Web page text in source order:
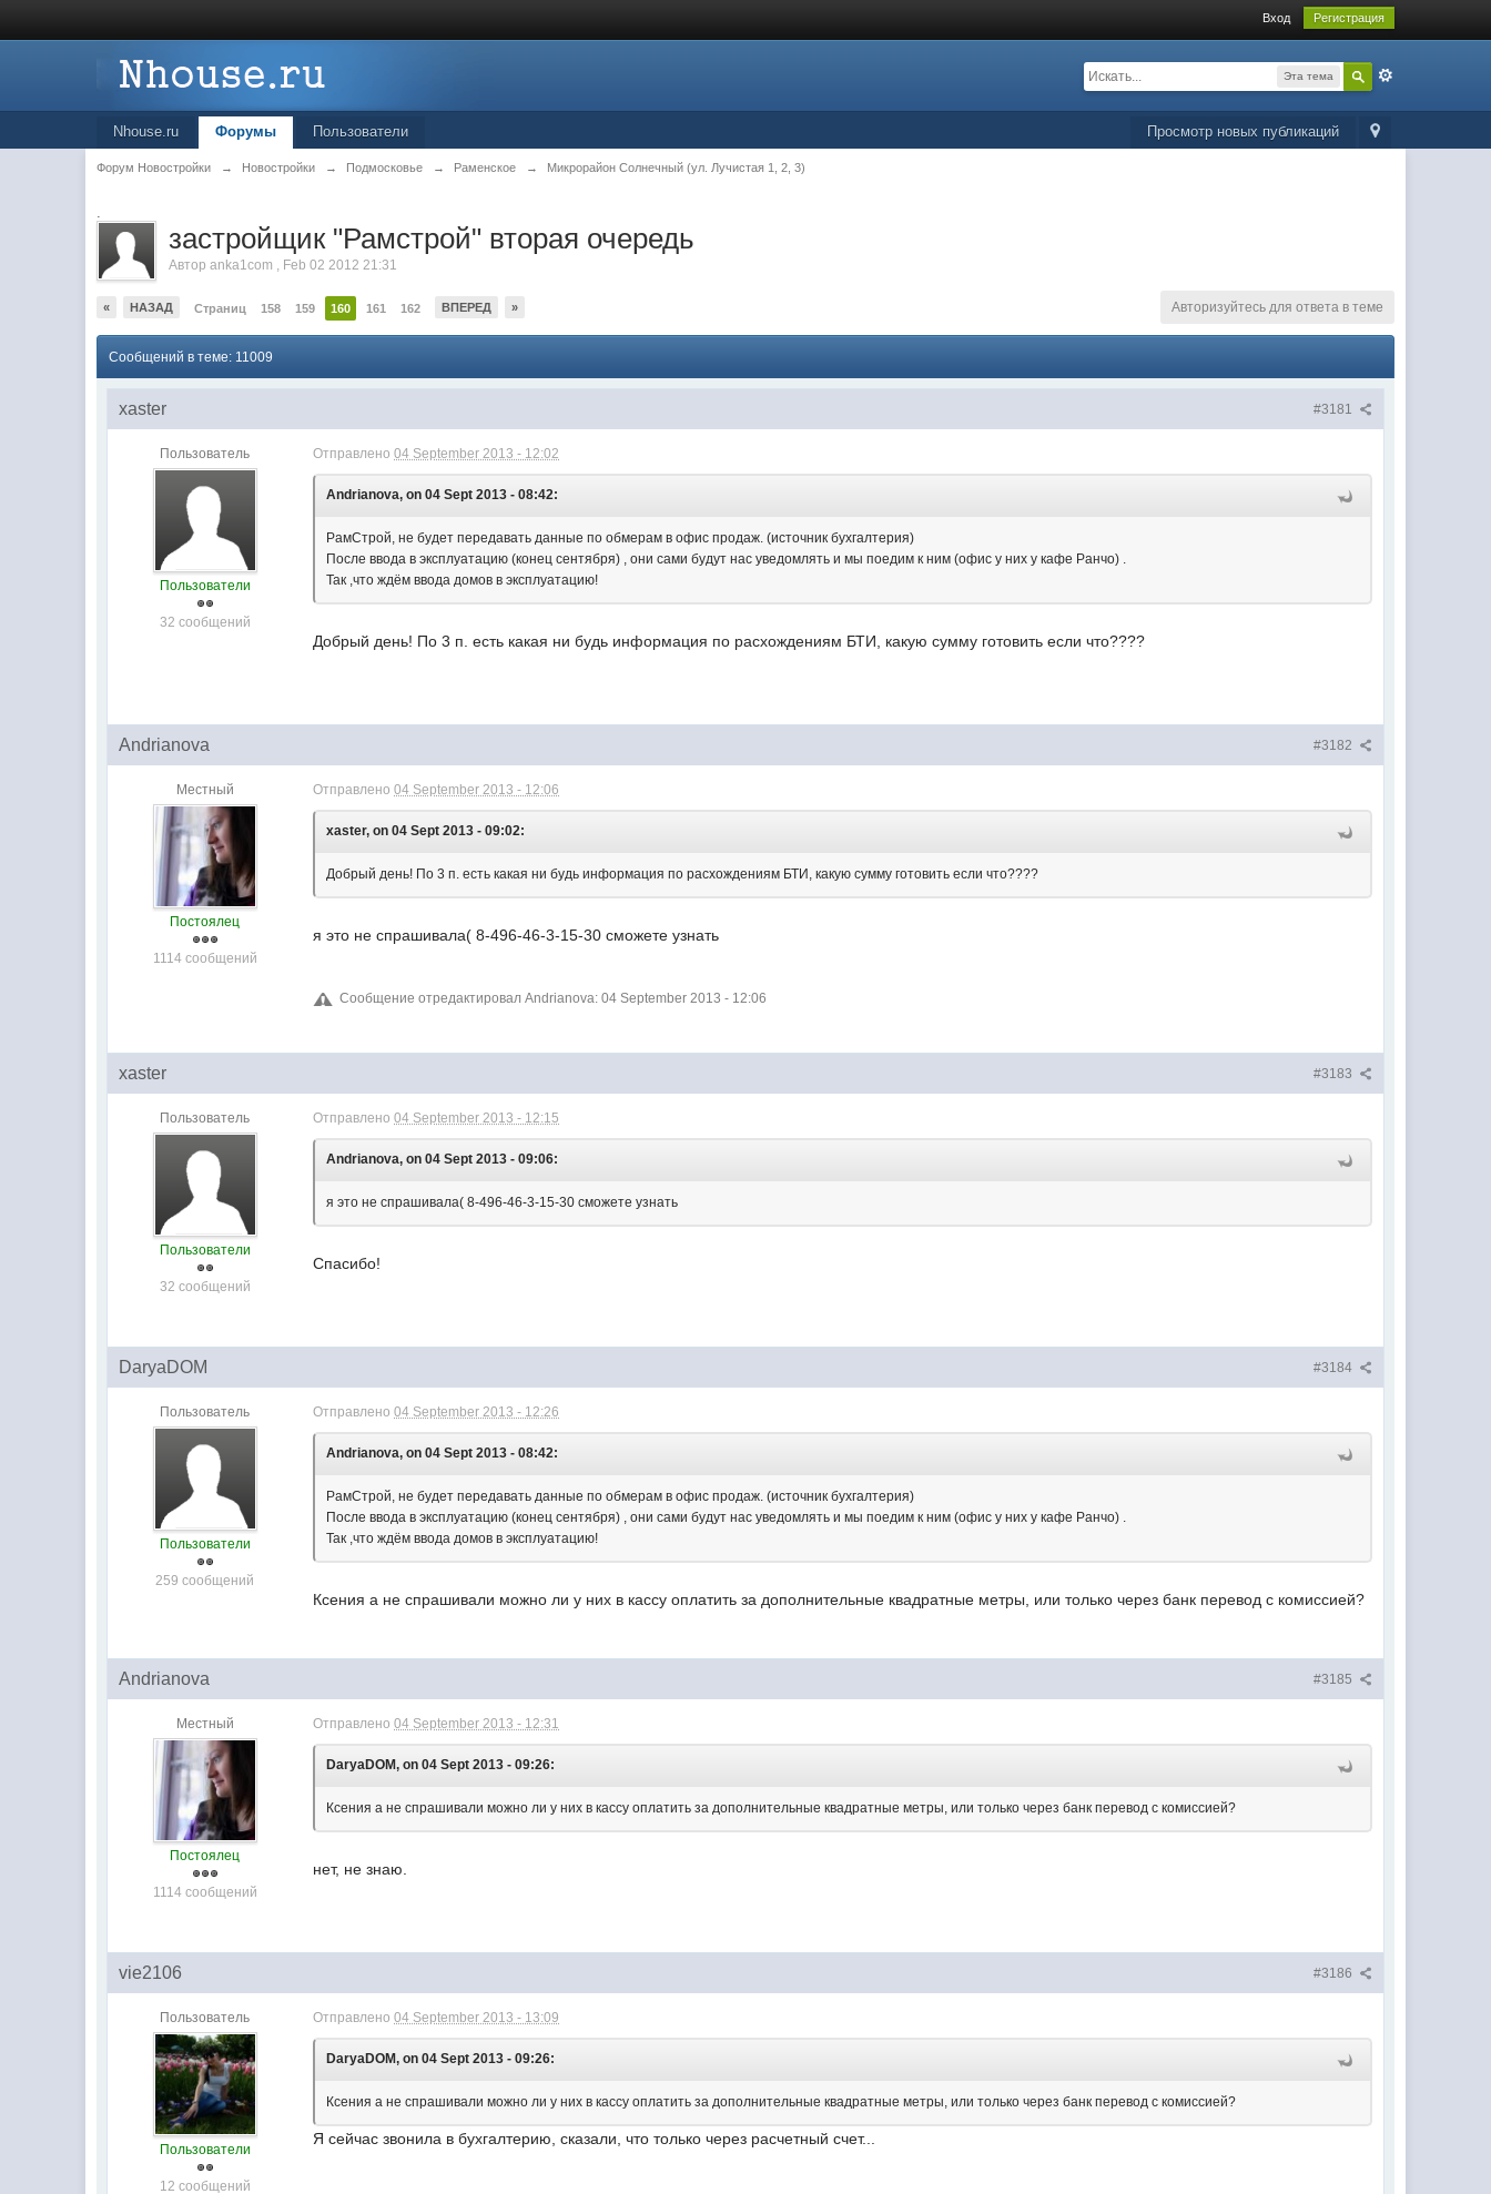
Вход Регистрация
Эта тема
Просмотр новых публикаций
Nhouse.ru Форумы Пользователи
Форум Новостройки → Новостройки → Подмосковье → Раменское → Микрорайон Солнечный (ул. Лучистая 1, 2, 3)
.
застройщик "Рамстрой" вторая очередь
Авторanka1com , Feb 02 2012 21:31
« НАЗАД Страниц 158 159 160 161 162 ВПЕРЕД » Авторизуйтесь для ответа в теме
Сообщений в теме: 11009
#3181
xaster
Пользователь
Пользователи
32 сообщений
Отправлено04 September 2013 - 12:02
Andrianova, on 04 Sept 2013 - 08:42:
РамСтрой, не будет передавать данные по обмерам в офис продаж. (источник бухгалтерия)
После ввода в эксплуатацию (конец сентября) , они сами будут нас уведомлять и мы поедим к ним (офис у них у кафе Ранчо) .
Так ,что ждём ввода домов в эксплуатацию!
Добрый день! По 3 п. есть какая ни будь информация по расхождениям БТИ, какую сумму готовить если что????
#3182
Andrianova
Местный
Постоялец
1114 сообщений
Отправлено04 September 2013 - 12:06
xaster, on 04 Sept 2013 - 09:02:
Добрый день! По 3 п. есть какая ни будь информация по расхождениям БТИ, какую сумму готовить если что????
я это не спрашивала( 8-496-46-3-15-30 сможете узнать
Сообщение отредактировал Andrianova: 04 September 2013 - 12:06
#3183
xaster
Пользователь
Пользователи
32 сообщений
Отправлено04 September 2013 - 12:15
Andrianova, on 04 Sept 2013 - 09:06:
я это не спрашивала( 8-496-46-3-15-30 сможете узнать
Спасибо!
#3184
DaryaDOM
Пользователь
Пользователи
259 сообщений
Отправлено04 September 2013 - 12:26
Andrianova, on 04 Sept 2013 - 08:42:
РамСтрой, не будет передавать данные по обмерам в офис продаж. (источник бухгалтерия)
После ввода в эксплуатацию (конец сентября) , они сами будут нас уведомлять и мы поедим к ним (офис у них у кафе Ранчо) .
Так ,что ждём ввода домов в эксплуатацию!
Ксения а не спрашивали можно ли у них в кассу оплатить за дополнительные квадратные метры, или только через банк перевод с комиссией?
#3185
Andrianova
Местный
Постоялец
1114 сообщений
Отправлено04 September 2013 - 12:31
DaryaDOM, on 04 Sept 2013 - 09:26:
Ксения а не спрашивали можно ли у них в кассу оплатить за дополнительные квадратные метры, или только через банк перевод с комиссией?
нет, не знаю.
#3186
vie2106
Пользователь
Пользователи
12 сообщений
Отправлено04 September 2013 - 13:09
DaryaDOM, on 04 Sept 2013 - 09:26:
Ксения а не спрашивали можно ли у них в кассу оплатить за дополнительные квадратные метры, или только через банк перевод с комиссией?
Я сейчас звонила в бухгалтерию, сказали, что только через расчетный счет...